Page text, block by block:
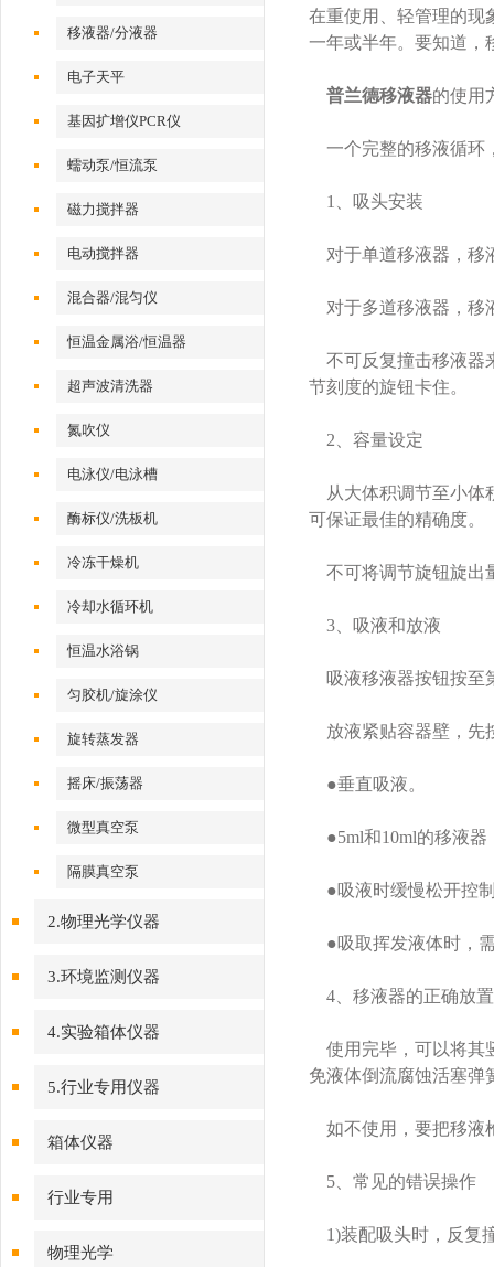
移液器/分液器
电子天平
基因扩增仪PCR仪
蠕动泵/恒流泵
磁力搅拌器
电动搅拌器
混合器/混匀仪
恒温金属浴/恒温器
超声波清洗器
氮吹仪
电泳仪/电泳槽
酶标仪/洗板机
冷冻干燥机
冷却水循环机
恒温水浴锅
匀胶机/旋涂仪
旋转蒸发器
摇床/振荡器
微型真空泵
隔膜真空泵
2.物理光学仪器
3.环境监测仪器
4.实验箱体仪器
5.行业专用仪器
箱体仪器
行业专用
物理光学
在重使用、轻管理的现
一年或半年。要知道，
普兰德移液器的使用
一个完整的移液循环
1、吸头安装
对于单道移液器，移
对于多道移液器，移
不可反复撞击移液器
节刻度的旋钮卡住。
2、容量设定
从大体积调节至小体
可保证最佳的精确度。
不可将调节旋钮旋出
3、吸液和放液
吸液移液器按钮按至
放液紧贴容器壁，先
●垂直吸液。
●5ml和10ml的移液器
●吸液时缓慢松开控
●吸取挥发液体时，
4、移液器的正确放置
使用完毕，可以将其
免液体倒流腐蚀活塞弹
如不使用，要把移液
5、常见的错误操作
1)装配吸头时，反复